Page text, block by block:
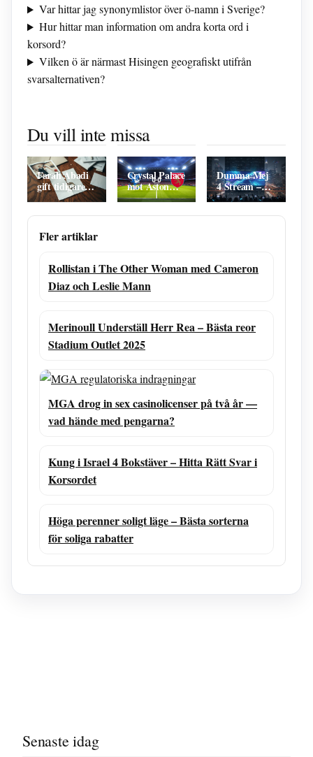
Var hittar jag synonymlistor över ö-namn i Sverige?
Hur hittar man information om andra korta ord i
korsord?
Vilken ö är närmast Hisingen geografiskt utifrån
svarsalternativen?
Du vill inte missa
Bradstreet
Kreditupplysning:
Hur?
i långpanna
utan
– Enkelt och
saftigt recept
Bangui eller
Bissau
Farah Abadi
gift tidigare?
Här är
separationen
Crystal Palace
mot Aston
Villa
– 0-0,
Dumma Mej
4 Stream –
Biopremiär
Streaming
Fler artiklar
Rollistan i The Other Woman med Cameron
Diaz och Leslie Mann
Merinoull Underställ Herr Rea – Bästa reor
Stadium Outlet 2025
MGA drog in sex casinolicenser på två år —
vad hände med pengarna?
Kung i Israel 4 Bokstäver – Hitta Rätt Svar i
Korsordet
Höga perenner soligt läge – Bästa sorterna
för soliga rabatter
Senaste idag